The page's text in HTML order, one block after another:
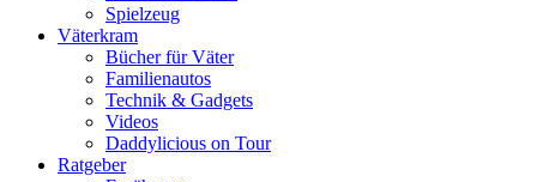
Spielzeug
Väterkram
Bücher für Väter
Familienautos
Technik & Gadgets
Videos
Daddylicious on Tour
Ratgeber